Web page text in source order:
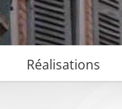
Réalisations